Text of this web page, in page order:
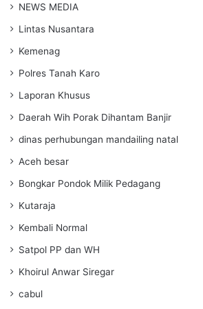
NEWS MEDIA
Lintas Nusantara
Kemenag
Polres Tanah Karo
Laporan Khusus
Daerah Wih Porak Dihantam Banjir
dinas perhubungan mandailing natal
Aceh besar
Bongkar Pondok Milik Pedagang
Kutaraja
Kembali Normal
Satpol PP dan WH
Khoirul Anwar Siregar
cabul